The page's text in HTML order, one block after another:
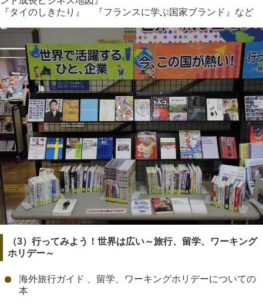
『タイのしきたり』 『フランスに学ぶ国家ブランド』など
（3） 行ってみよう！世界は広い～旅行、留学、ワーキング
ホリデー～
海外旅行ガイド 、留学、ワーキングホリデーについての
本